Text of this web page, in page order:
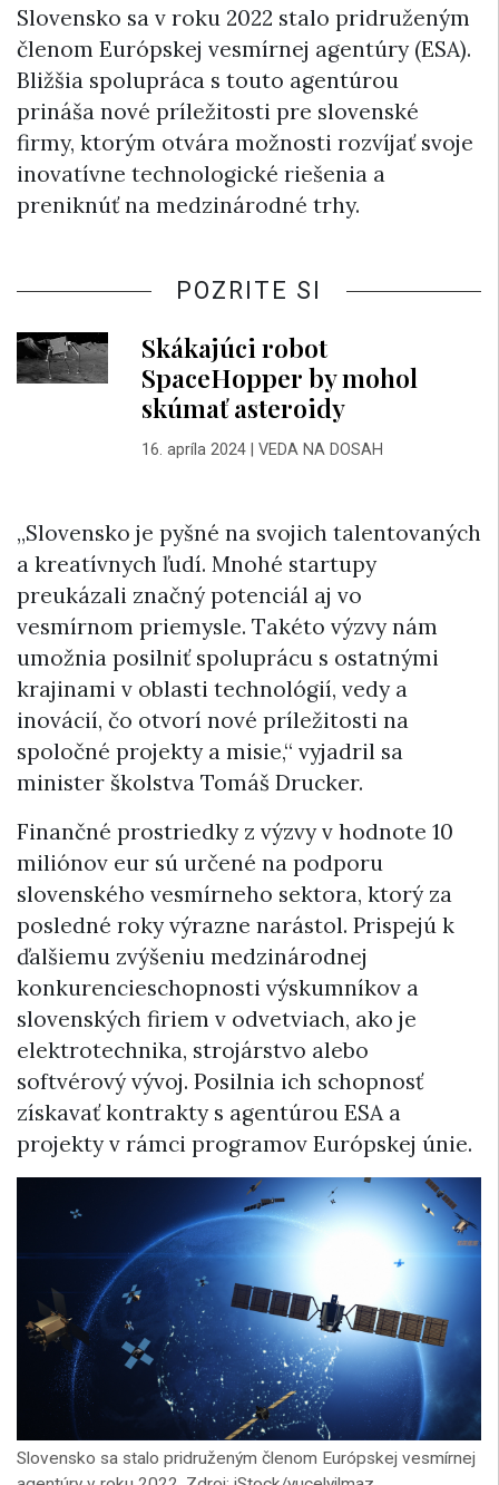
Slovensko sa v roku 2022 stalo pridruženým
členom Európskej vesmírnej agentúry (ESA).
Bližšia spolupráca s touto agentúrou
prináša nové príležitosti pre slovenské
firmy, ktorým otvára možnosti rozvíjať svoje
inovatívne technologické riešenia a
preniknúť na medzinárodné trhy.
POZRITE SI
Skákajúci robot
SpaceHopper by mohol
skúmať asteroidy
16. apríla 2024| VEDA NA DOSAH
„Slovensko je pyšné na svojich talentovaných
a kreatívnych ľudí. Mnohé startupy
preukázali značný potenciál aj vo
vesmírnom priemysle. Takéto výzvy nám
umožnia posilniť spoluprácu s ostatnými
krajinami v oblasti technológií, vedy a
inovácií, čo otvorí nové príležitosti na
spoločné projekty a misie,“ vyjadril sa
minister školstva Tomáš Drucker.
Finančné prostriedky z výzvy v hodnote 10
miliónov eur sú určené na podporu
slovenského vesmírneho sektora, ktorý za
posledné roky výrazne narástol. Prispejú k
ďalšiemu zvýšeniu medzinárodnej
konkurencieschopnosti výskumníkov a
slovenských firiem v odvetviach, ako je
elektrotechnika, strojárstvo alebo
softvérový vývoj. Posilnia ich schopnosť
získavať kontrakty s agentúrou ESA a
projekty v rámci programov Európskej únie.
Slovensko sa stalo pridruženým členom Európskej vesmírnej